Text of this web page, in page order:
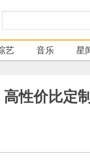
艺 音乐 星
性价比定